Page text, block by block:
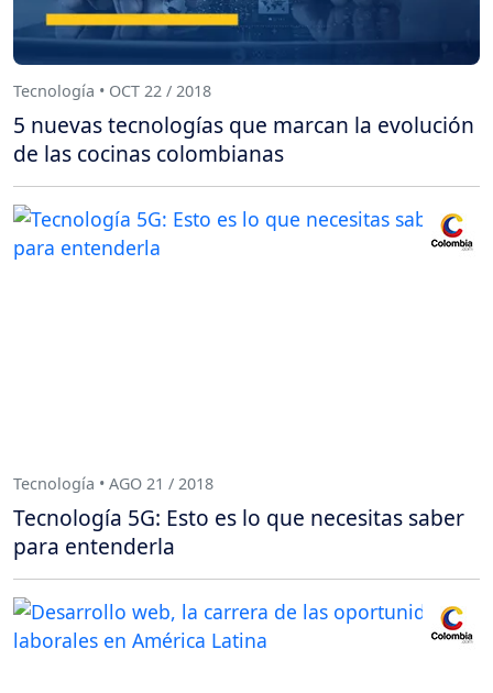
Tecnología • OCT 22 / 2018
5 nuevas tecnologías que marcan la evolución
de las cocinas colombianas
Tecnología • AGO 21 / 2018
Tecnología 5G: Esto es lo que necesitas saber
para entenderla